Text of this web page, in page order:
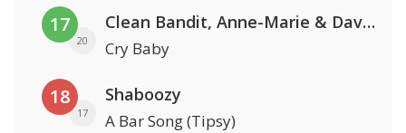
17
20
Clean Bandit, Anne-Marie & David Guetta
Cry Baby
18
17
Shaboozy
A Bar Song (Tipsy)